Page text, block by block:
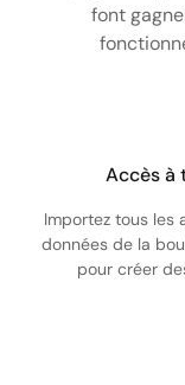
font
Accès à
Importez tous les
données de la
pour créer